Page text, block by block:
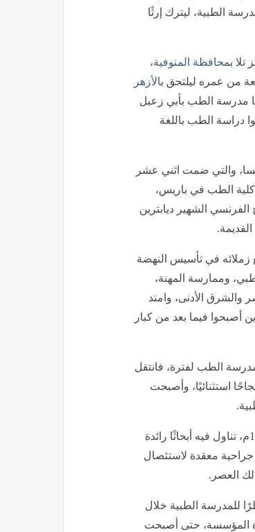
الطبية، ليترك إرثًا
محافظة المنوفية،
من عمره ليلتحق بالأزهر
مدرسة الطب بأبي زعبل
دراسة الطب باللغة
والتي ضمت اثني عشر
أساتذة كلية الطب في باريس،
الشهير ديابترين
زملائه في تأسيس النهضة
وممارسة المهنة،
الأدنى، وامتد
أصبحوا فيما بعد من كبار
الطب لفترة، فانتقل
استثنائيًا، وأصبحت
وخلال تلك الفترة، ألّف كتابًا مهمًا عن داء الفيل، طُبع في باريس عام 1864م، تناول فيه أبحاثًا رائدة
معقدة لاستئصال
العصر.
للمدرسة الطبية خلال
في مسيرة المؤسسة، حتى أصبحت